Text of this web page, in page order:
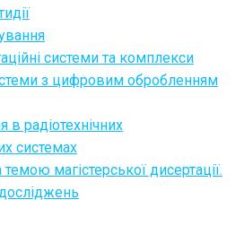
системи та комплекси
з цифровим обробленням
радіотехнічних
системах
магістерської дисертації.